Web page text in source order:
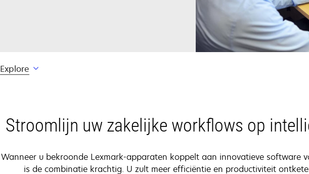
Explore
Stroomlijn uw zakelijke workflows op
Wanneer u bekroonde Lexmark-apparaten koppelt aan innovatieve software
is de combinatie krachtig. U zult meer efficiëntie en productiviteit